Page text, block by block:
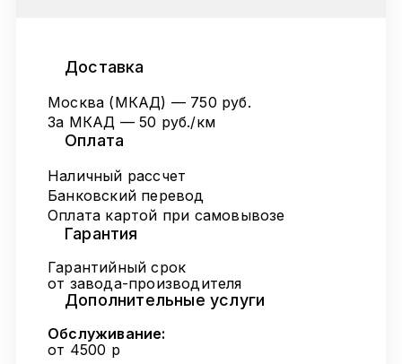
Доставка
Москва (МКАД) — 750 руб.
За МКАД — 50 руб./км
Оплата
Наличный рассчет
Банковский перевод
Оплата картой при самовывозе
Гарантия
Гарантийный срок
от завода-производителя
Дополнительные услуги
Обслуживание:
от 4500 р